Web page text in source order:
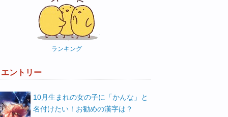
ランキング
ントリー
10月生まれの女の子に「かんな」と
名付けたい！お勧めの漢字は？